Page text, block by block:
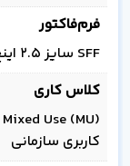
فرم‌فاکتور
SFF سایز 2.5 اینچ
کلاس کاری
کاربری سازمانی